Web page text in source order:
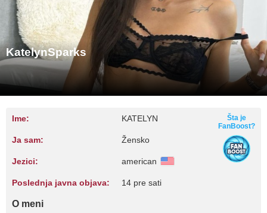
KatelynSparks
Ime: KATELYN
Ja sam: Žensko
Jezici: american
Poslednja javna objava: 14 pre sati
Šta je
FanBoost?
O meni